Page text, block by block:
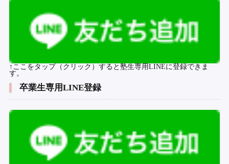
↑ここをタップ（クリック）すると塾生専用LINEに登録できま
す。
卒業生専用LINE登録